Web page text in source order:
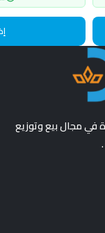
في مجال بيع وتوزيع